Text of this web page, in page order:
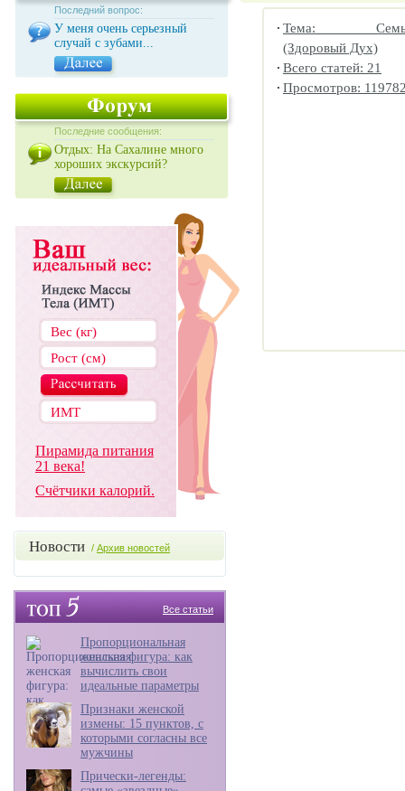
Последний вопрос:
У меня очень серьезный
случай с зубами...
Последние сообщения:
Отдых: На Сахалине много
хороших экскурсий?
Пирамида питания
21 века!
Счётчики калорий.
Новости / Архив новостей
Все статьи
Пропорциональная
женская фигура: как
вычислить свои
идеальные параметры
Признаки женской
измены: 15 пунктов, с
которыми согласны все
мужчины
Прически-легенды:
Тема:
(Здоровый Дух)
Всего статей: 21
Просмотров: